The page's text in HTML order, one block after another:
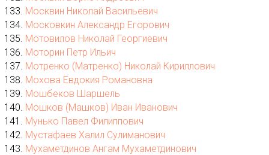
Москвин Николай Васильевич
Московкин Александр Егорович
Мотовилов Николай Георгиевич
Моторин Петр Ильич
Мотренко (Матренко) Николай Кириллович
Мохова Евдокия Романовна
Мошбеков Шаршель
Мошков (Машков) Иван Иванович
Мунько Павел Филиппович
Мустафаев Халил Сулиманович
Мухаметдинов Ангам Мухаметдинович